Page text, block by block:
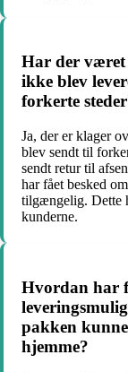
Har der
ikke blev
forkerte
Ja, der er klager
blev sendt til
sendt retur til
har fået besked
tilgængelig. Dette
kunderne.
Hvordan har
pakken
hjemme?